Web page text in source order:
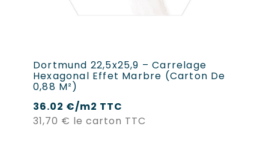
Dortmund 22,5x25,9 – Carrelage
Hexagonal Effet Marbre (carton De
0,88 M²)
36.02 €/m2 TTC
31,70 € le carton TTC